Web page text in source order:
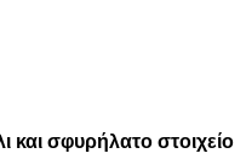
και σφυρήλατο στοιχείο